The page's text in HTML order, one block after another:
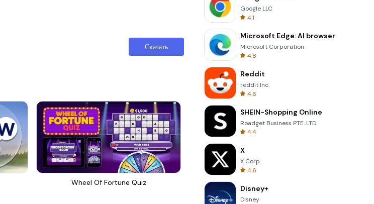
Скачать
Wheel Of Fortune Quiz
Google LLC
4.1
Microsoft Edge: AI browser
Microsoft Corporation
4.8
Reddit
reddit Inc.
4.6
SHEIN-Shopping Online
Roadget Business PTE. LTD.
4.4
X
X Corp.
4.6
Disney+
Disney